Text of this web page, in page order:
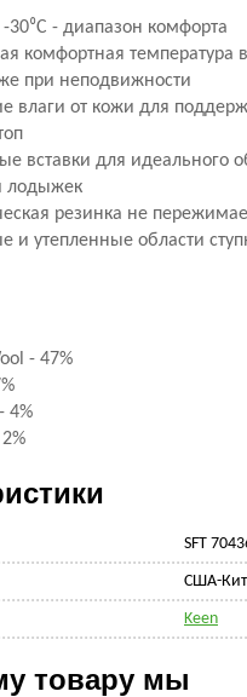
-30⁰С - диапазон комфорта
комфортная температура
при неподвижности
влаги от кожи для
вставки для идеального
лодыжек
резинка не
и утепленные области
- 47%
4%
SFT
США-
Keen
товару мы